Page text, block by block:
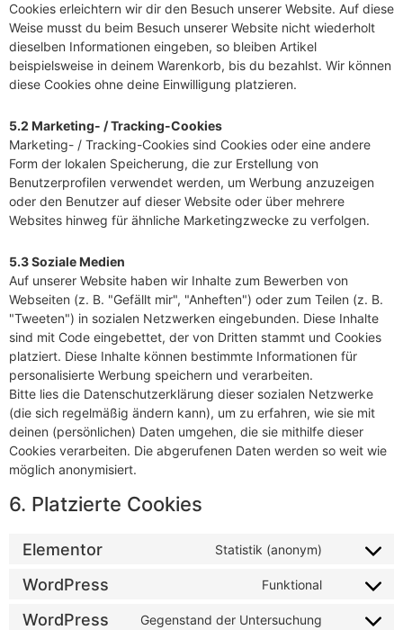
Cookies erleichtern wir dir den Besuch unserer Website. Auf diese
Weise musst du beim Besuch unserer Website nicht wiederholt
dieselben Informationen eingeben, so bleiben Artikel
beispielsweise in deinem Warenkorb, bis du bezahlst. Wir können
diese Cookies ohne deine Einwilligung platzieren.
5.2 Marketing- / Tracking-Cookies
Marketing- / Tracking-Cookies sind Cookies oder eine andere
Form der lokalen Speicherung, die zur Erstellung von
Benutzerprofilen verwendet werden, um Werbung anzuzeigen
oder den Benutzer auf dieser Website oder über mehrere
Websites hinweg für ähnliche Marketingzwecke zu verfolgen.
5.3 Soziale Medien
Auf unserer Website haben wir Inhalte zum Bewerben von
Webseiten (z. B. "Gefällt mir", "Anheften") oder zum Teilen (z. B.
"Tweeten") in sozialen Netzwerken eingebunden. Diese Inhalte
sind mit Code eingebettet, der von Dritten stammt und Cookies
platziert. Diese Inhalte können bestimmte Informationen für
personalisierte Werbung speichern und verarbeiten.
Bitte lies die Datenschutzerklärung dieser sozialen Netzwerke
(die sich regelmäßig ändern kann), um zu erfahren, wie sie mit
deinen (persönlichen) Daten umgehen, die sie mithilfe dieser
Cookies verarbeiten. Die abgerufenen Daten werden so weit wie
möglich anonymisiert.
6. Platzierte Cookies
Elementor Statistik (anonym)
WordPress Funktional
WordPress Gegenstand der Untersuchung